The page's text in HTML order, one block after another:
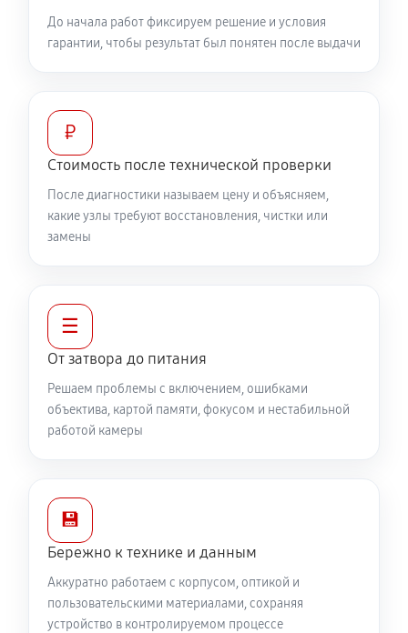
До начала работ фиксируем решение и условия
гарантии, чтобы результат был понятен после выдачи
₽
Стоимость после технической проверки
После диагностики называем цену и объясняем,
какие узлы требуют восстановления, чистки или
замены
☰
От затвора до питания
Решаем проблемы с включением, ошибками
объектива, картой памяти, фокусом и нестабильной
работой камеры
💾
Бережно к технике и данным
Аккуратно работаем с корпусом, оптикой и
пользовательскими материалами, сохраняя
устройство в контролируемом процессе